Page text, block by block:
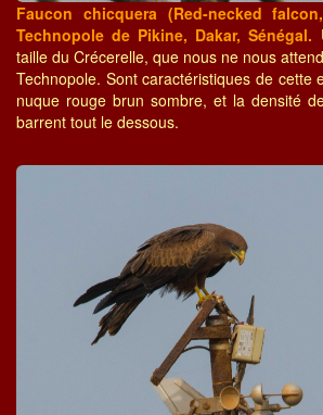
Faucon chicquera (Red-necked
Technopole de Pikine, Dakar, Sénégal.
taille du Crécerelle, que nous ne nous
Technopole. Sont caractéristiques de cette
nuque rouge brun sombre, et la densité
barrent tout le dessous.